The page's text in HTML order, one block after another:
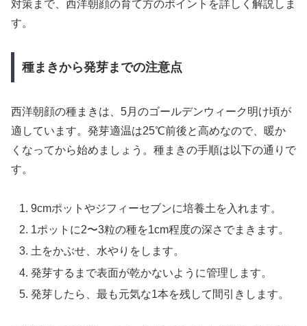
対策まで、西洋朝顔の育て方のポイントを詳しく解説しま
す。
種まきから発芽までの注意点
西洋朝顔の種まきは、5月のゴールデンウィーク明け頃が
適しています。発芽適温は25℃前後と高めなので、暖か
くなってから始めましょう。種まきの手順は以下の通りで
す。
9cmポットやジフィーセブンに培養土を入れます。
1ポットに2〜3粒の種を1cm程度の深さでまきます。
土をかぶせ、水やりをします。
発芽するまで表面が乾かないように管理します。
発芽したら、最も元気な1本を残して間引きします。